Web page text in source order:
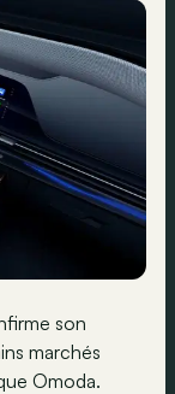
son
marchés
Omoda.